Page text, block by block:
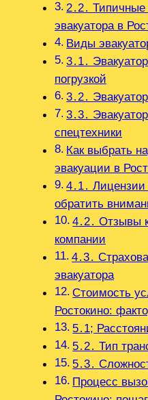
2․2․
эвакуатора в
Виды
3․1․
погрузкой
3․2․
3․3․
спецтехники
Как выбрать
эвакуации в
4․1․
обратить
4․2․ Отзывы
компании
4․3․
эвакуатора
Стоимость
Ростокино:
5․1;
5․2․ Тип
5․3․
Процесс